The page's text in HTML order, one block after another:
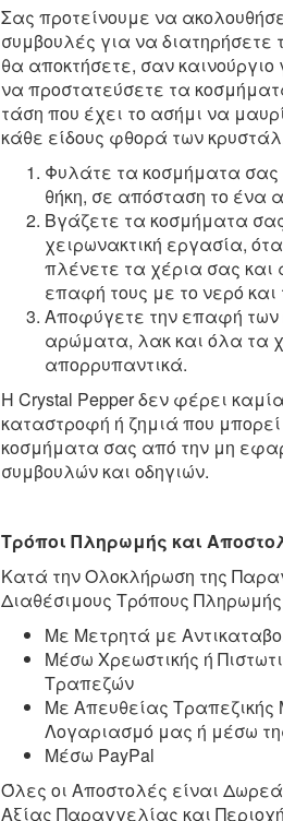
Σας προτείνουμε να
συμβουλές για να διατηρήσετε
θα αποκτήσετε, σαν καινούργιο
να προστατεύσετε τα
τάση που έχει το ασήμι να
κάθε είδους φθορά των
Φυλάτε τα κοσμήματα σας
θήκη, σε απόσταση το ένα
Βγάζετε τα κοσμήματα
χειρωνακτική εργασία,
πλένετε τα χέρια σας και
επαφή τους με το νερό και
Αποφύγετε την επαφή
αρώματα, λακ και όλα τα
απορρυπαντικά.
Η Crystal Pepper δεν φέρει
καταστροφή ή ζημιά που
κοσμήματα σας από την μη
συμβουλών και οδηγιών.
Τρόποι Πληρωμής και
Κατά την Ολοκλήρωση της
Διαθέσιμους Τρόπους
Με Μετρητά με
Μέσω Χρεωστικής ή
Τραπεζών
Με Απευθείας
Λογαριασμό μας ή μέσω
Μέσω PayPal
Όλες οι Αποστολές είναι
Αξίας Παραγγελίας και